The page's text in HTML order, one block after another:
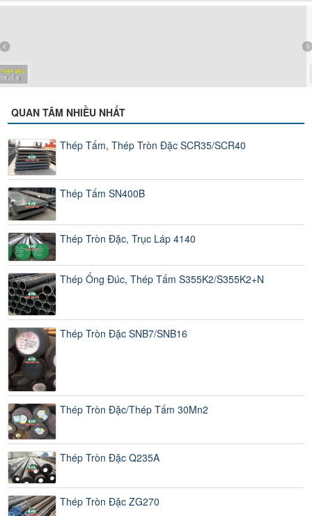
QUAN TÂM NHIỀU NHẤT
Thép Tấm, Thép Tròn Đặc SCR35/SCR40
Thép Tấm SN400B
Thép Tròn Đặc, Trục Láp 4140
Thép Ống Đúc, Thép Tấm S355K2/S355K2+N
Thép Tròn Đặc SNB7/SNB16
Thép Tròn Đặc/Thép Tấm 30Mn2
Thép Tròn Đặc Q235A
Thép Tròn Đặc ZG270